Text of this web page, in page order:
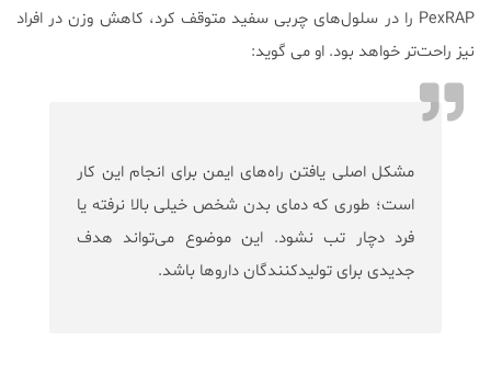
PexRAP را در سلول‌های چربی سفید متوقف کرد، کاهش وزن در افراد
نیز راحت‌تر خواهد بود. او می گوید:
مشکل اصلی یافتن راه‌های ایمن برای انجام این کار
است؛ طوری که دمای بدن شخص خیلی بالا نرفته یا
فرد دچار تب نشود. این موضوع می‌تواند هدف
جدیدی برای تولیدکنندگان داروها باشد.